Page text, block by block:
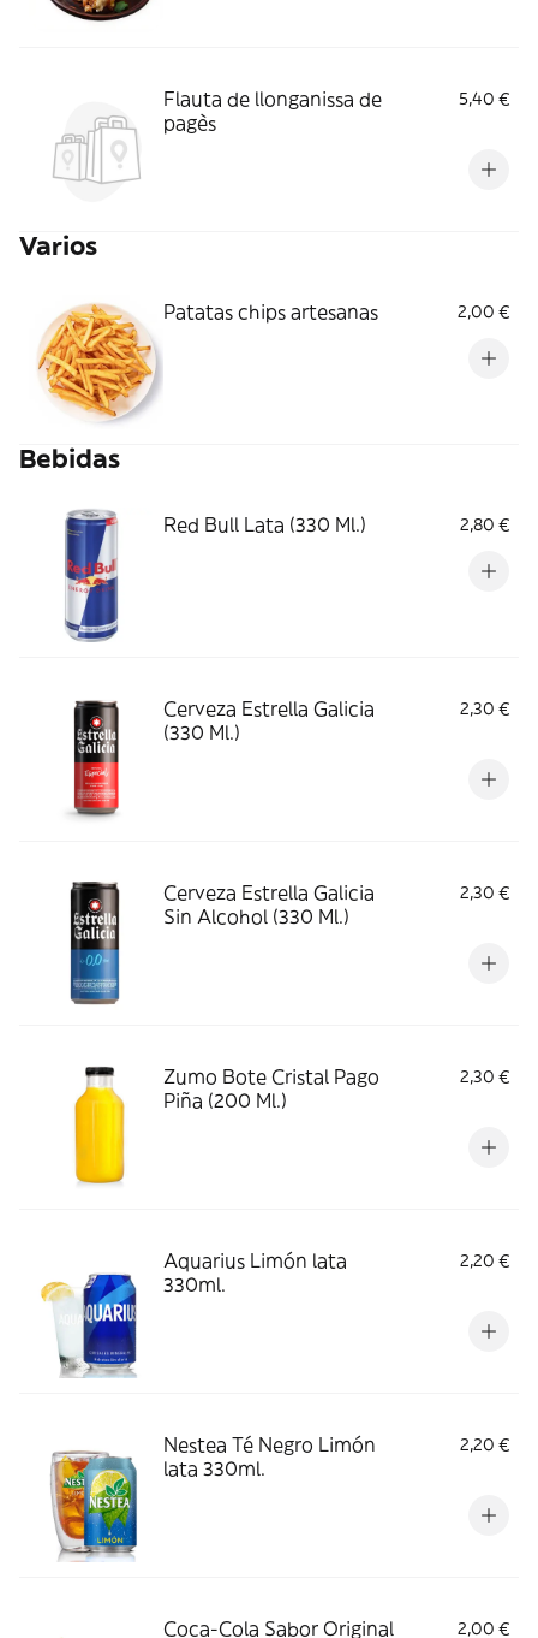
Flauta de llonganissa de
pagès
5,40 €
Varios
Patatas chips artesanas 2,00 €
Bebidas
Red Bull Lata (330 Ml.) 2,80 €
Cerveza Estrella Galicia
(330 Ml.)
2,30 €
Cerveza Estrella Galicia
Sin Alcohol (330 Ml.)
2,30 €
Zumo Bote Cristal Pago
Piña (200 Ml.)
2,30 €
Aquarius Limón lata
330ml.
2,20 €
Nestea Té Negro Limón
lata 330ml.
2,20 €
Coca-Cola Sabor Original 2,00 €